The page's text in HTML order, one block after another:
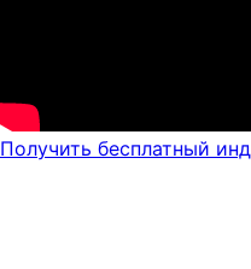
Получить бесплатный